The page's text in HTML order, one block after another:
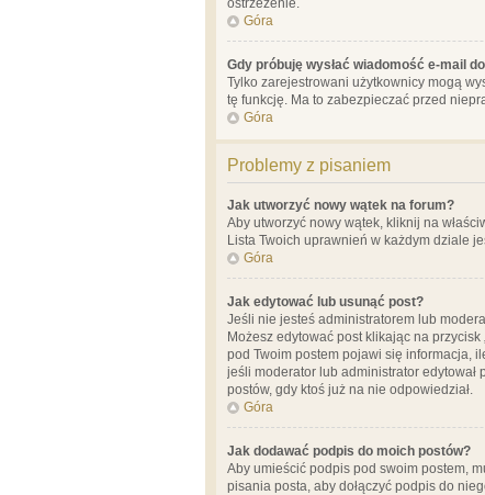
ostrzeżenie.
Góra
Gdy próbuję wysłać wiadomość e-mail
Tylko zarejestrowani użytkownicy mogą
tę funkcję. Ma to zabezpieczać przed
Góra
Problemy z pisaniem
Jak utworzyć nowy wątek na forum?
Aby utworzyć nowy wątek, kliknij na
Lista Twoich uprawnień w każdym dziale
Góra
Jak edytować lub usunąć post?
Jeśli nie jesteś administratorem lub
Możesz edytować post klikając na
pod Twoim postem pojawi się informacja,
jeśli moderator lub administrator
postów, gdy ktoś już na nie odpowiedział.
Góra
Jak dodawać podpis do moich postów?
Aby umieścić podpis pod swoim postem,
pisania posta, aby dołączyć podpis do